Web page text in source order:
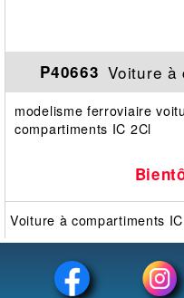
P40663 Voiture à
modelisme ferroviaire
compartiments IC 2Cl
Voiture à compartiments